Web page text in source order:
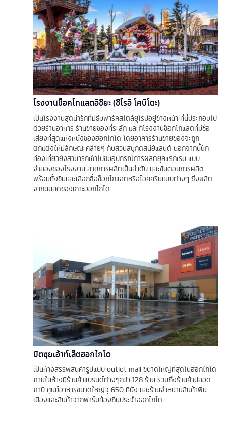
โรงงานช็อคโกแลตอิชิยะ (ชิโรอิ โคบิโตะ)
เป็นโรงงานสุดน่ารักที่มีธีมพาร์คสไตล์ยุโรปอยู่ข้างหน้า ที่นี่ประกอบไป
ด้วยร้านอาหาร ร้านขายของที่ระลึก และก็โรงงานช็อกโกแลตที่มีชื่อ
เสียงที่สุดแห่งหนึ่งของฮอกไกโด โดยอาคารร้านขายของจะถูก
ตกแต่งให้มีลักษณะคล้ายๆ กับสวนสนุกดิสนีย์แลนด์ นอกจากนี้นัก
ท่องเที่ยวยังสามารถเข้าไปชมอุปกรณ์การผลิตยุคแรกเริ่ม แบบ
จำลองของโรงงาน สายการผลิตเป็นลำดับ และขั้นตอนการผลิต
พร้อมทั้งชิมและเลือกซื้อช็อกโกแลตหรือไอศครีมแบบต่างๆ ซึ่งผลิต
จากนมสดของเกาะฮอกไกโด
มิตซุยเอ้าท์เล็ตฮอกไกโด
เป็นห้างสรรพสินค้ารูปแบบ outlet mall ขนาดใหญ่ที่สุดในฮอกไกโด
ภายในห้างมีร้านค้าแบรนด์ต่างๆกว่า 128 ร้าน รวมถึงร้านค้าปลอด
ภาษี ศูนย์อาหารขนาดใหญ่จุ 650 ที่นั่ง และร้านจำหน่ายสินค้าพื้น
เมืองและสินค้าจากฟาร์มท้องถิ่นประจำฮอกไกโด